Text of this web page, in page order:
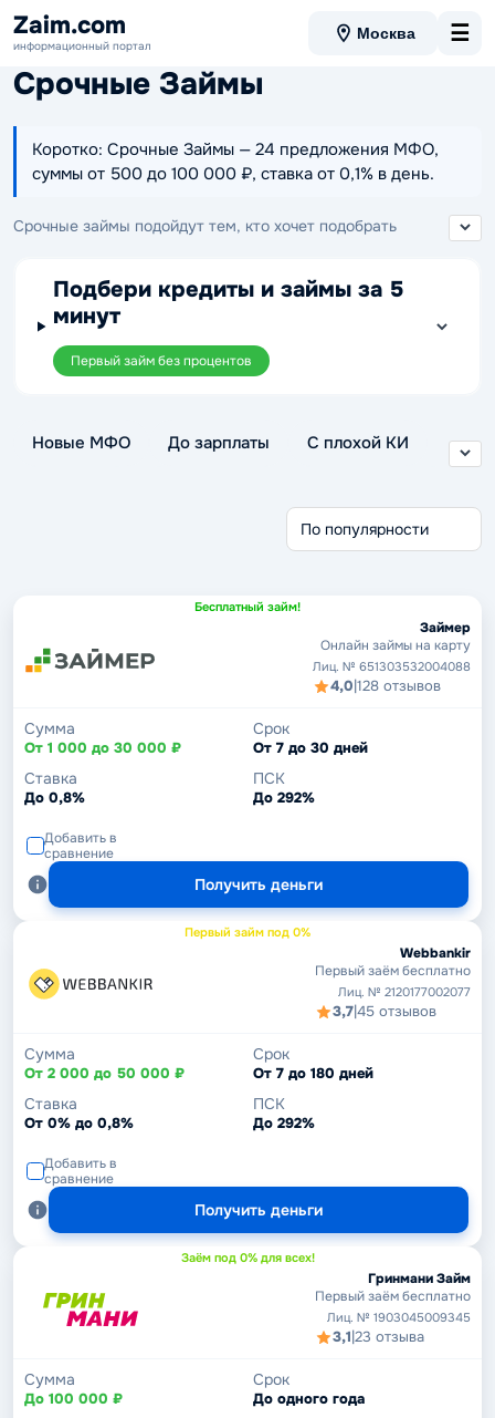
Zaim.com
информационный портал
Москва ☰
Срочные Займы
Коротко: Срочные Займы — 24 предложения МФО,
суммы от 500 до 100 000 ₽, ставка от 0,1% в день.
Срочные займы подойдут тем, кто хочет подобрать
удобно посмотреть варианты МФО с разными суммами и
сроками, чтобы найти займ с понятными параметрами и
подать заявку срочно.
Подбери кредиты и займы за 5
минут
Первый займ без процентов
Новые МФО До зарплаты С плохой КИ
Срочные займы
Бесплатный займ!
Займер
Онлайн займы на карту
Лиц. № 651303532004088
4,0|128 отзывов
Сумма
От 1 000 до 30 000 ₽
Срок
От 7 до 30 дней
Ставка
До 0,8%
ПСК
До 292%
Добавить в
сравнение
Получить деньги
Первый займ под 0%
Webbankir
Первый заём бесплатно
Лиц. № 2120177002077
3,7|45 отзывов
Сумма
От 2 000 до 50 000 ₽
Срок
От 7 до 180 дней
Ставка
От 0% до 0,8%
ПСК
До 292%
Добавить в
сравнение
Получить деньги
Заём под 0% для всех!
Гринмани Займ
Первый заём бесплатно
Лиц. № 1903045009345
3,1|23 отзыва
Сумма
До 100 000 ₽
Срок
До одного года